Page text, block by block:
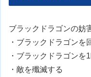
ブラックドラゴンの妨
・ブラックドラゴンを
・ブラックドラゴン
・敵を殲滅する